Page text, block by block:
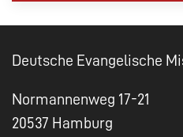
Deutsche Evangelische
Normannenweg 17-21
20537 Hamburg